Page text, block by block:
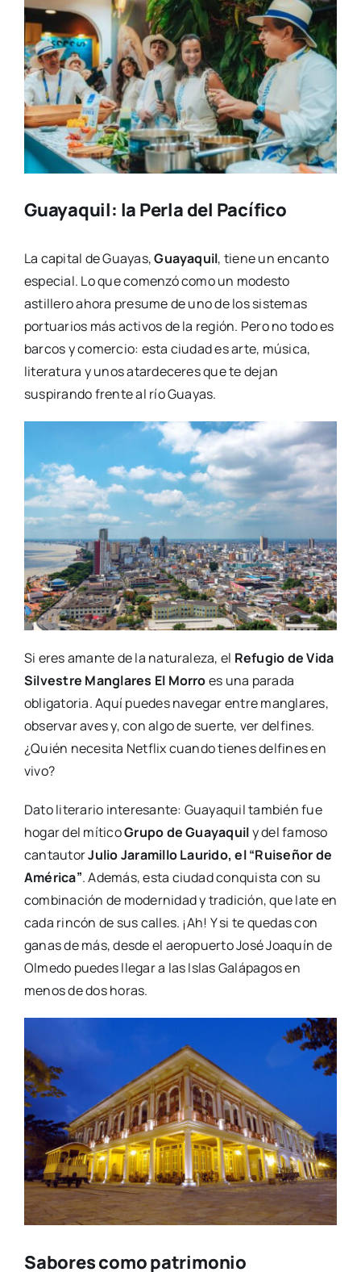
Guayaquil: la Perla del Pacífico
La capital de Guayas,Guayaquil, tiene un encanto
especial. Lo que comenzó como un modesto
astillero ahora presume de uno de los sistemas
portuarios más activos de la región. Pero no todo es
barcos y comercio: esta ciudad es arte, música,
literatura y unos atardeceres que te dejan
suspirando frente al río Guayas.
Si eres amante de la naturaleza, el Refugio de Vida
Silvestre Manglares El Morroes una parada
obligatoria. Aquí puedes navegar entre manglares,
observar aves y, con algo de suerte, ver delfines.
¿Quién necesita Netflix cuando tienes delfines en
vivo?
Dato literario interesante: Guayaquil también fue
hogar del míticoGrupo de Guayaquily del famoso
cantautorJulio Jaramillo Laurido, el “Ruiseñor de
América”. Además, esta ciudad conquista con su
combinación de modernidad y tradición, que late en
cada rincón de sus calles. ¡Ah! Y si te quedas con
ganas de más, desde el aeropuerto José Joaquín de
Olmedo puedes llegar a las Islas Galápagos en
menos de dos horas.
Sabores como patrimonio